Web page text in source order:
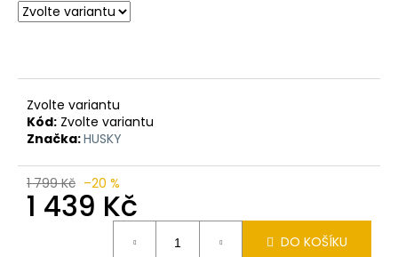
Zvolte variantu
Kód: Zvolte variantu
Značka:HUSKY
1 799 Kč –20 %
1 439 Kč
DO KOŠÍKU
D
u
č
u
e